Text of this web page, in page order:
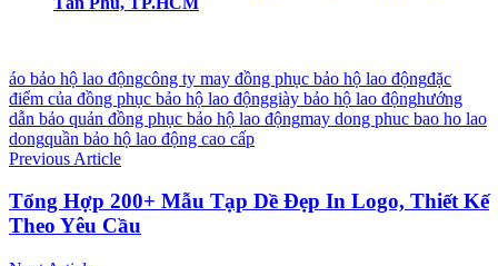
áo bảo hộ lao độngcông ty may đồng phục bảo hộ lao độngđặc
điểm của đồng phục bảo hộ lao độnggiày bảo hộ lao độnghướng
dẫn bảo quản đồng phục bảo hộ lao độngmay dong phuc bao ho lao
dongquần bảo hộ lao động cao cấp
Previous Article
Tổng Hợp 200+ Mẫu Tạp Dề Đẹp In Logo, Thiết Kế
Theo Yêu Cầu